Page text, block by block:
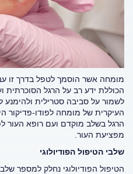
מומחה אשר הוסמך לטפל בדרך זו
הכוללת ידע רב על הרגל הסוכרתית
לשמור על סביבה סטרילית
העיקרית של מומחה לפודו-פדיקור
הרגל בשלב מוקדם ועם רופא העור
מפציעת העור.
שלבי הטיפול הפודיולוגי
הטיפול הפודיולוגי נחלק למספר